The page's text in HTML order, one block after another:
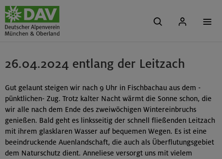
26.04.2024 entlang der Leitzach
Gut gelaunt steigen wir nach 9 Uhr in Fischbachau aus dem -
pünktlichen- Zug. Trotz kalter Nacht wärmt die Sonne schon, die
wir alle nach dem Ende des zweiwöchigen Wintereinbruchs
genießen. Bald geht es linksseitig der schnell fließenden Leitzach
mit ihrem glasklaren Wasser auf bequemen Wegen. Es ist eine
beeindruckende Auenlandschaft, die auch als Überflutungsgebiet
dem Naturschutz dient. Anneliese versorgt uns mit vielem